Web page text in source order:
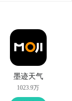
提供了各种音
奏等，让家长
子的音乐素
墨迹天气
1023.9万